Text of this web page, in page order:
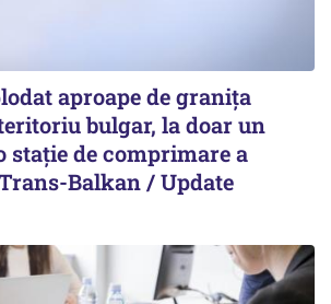
aproape de granița
bulgar, la doar un
stație de comprimare a
Balkan / Update